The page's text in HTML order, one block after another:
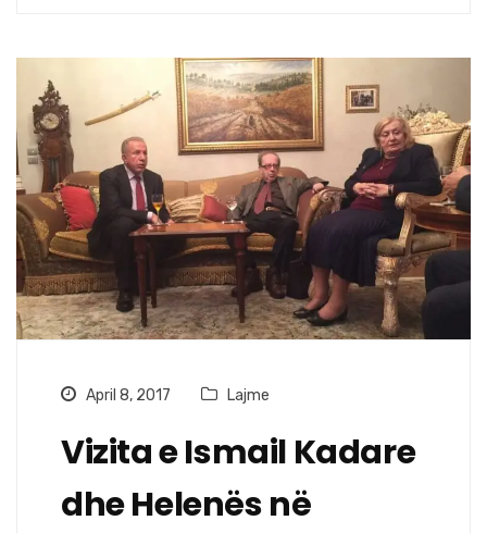
April 8, 2017 Lajme
Vizita e Ismail Kadare
dhe Helenës në